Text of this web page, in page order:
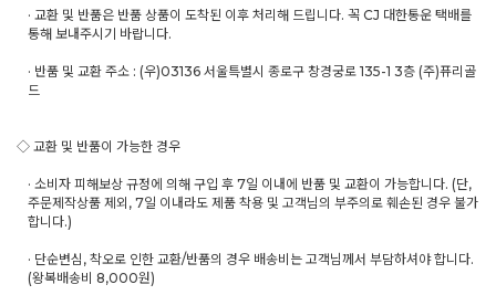
· 교환 및 반품은 반품 상품이 도착된 이후 처리해 드립니다. 꼭 CJ 대한통운 택배를
통해 보내주시기 바랍니다.
· 반품 및 교환 주소 : (우)03136 서울특별시 종로구 창경궁로 135-1 3층 (주)퓨리골
드
◇ 교환 및 반품이 가능한 경우
· 소비자 피해보상 규정에 의해 구입 후 7일 이내에 반품 및 교환이 가능합니다. (단,
주문제작상품 제외, 7일 이내라도 제품 착용 및 고객님의 부주의로 훼손된 경우 불가
합니다.)
· 단순변심, 착오로 인한 교환/반품의 경우 배송비는 고객님께서 부담하셔야 합니다.
(왕복배송비 8,000원)